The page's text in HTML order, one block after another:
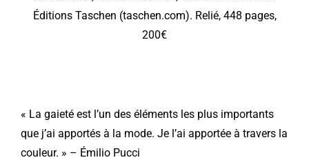
Éditions Taschen (taschen.com). Relié, 448 pages,
200€
« La gaieté est l’un des éléments les plus importants
que j’ai apportés à la mode. Je l’ai apportée à travers la
couleur. » – Émilio Pucci